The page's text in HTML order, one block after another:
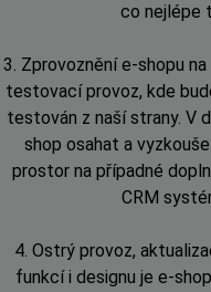
co nejlépe
3. Zprovoznění e-shopu
testovací provoz, kde
testován z naší strany. V
shop osahat a
prostor na případné
CRM
4. Ostrý provoz,
funkcí i designu je e-